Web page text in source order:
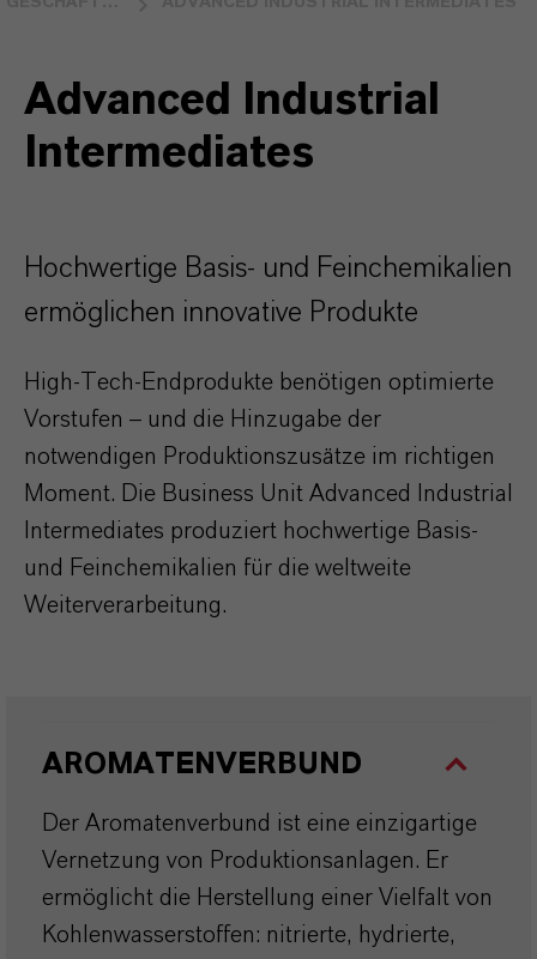
Advanced Industrial
Intermediates
Hochwertige Basis- und Feinchemikalien
ermöglichen innovative Produkte
High-Tech-Endprodukte benötigen optimierte
Vorstufen – und die Hinzugabe der
notwendigen Produktionszusätze im richtigen
Moment. Die Business Unit Advanced Industrial
Intermediates produziert hochwertige Basis-
und Feinchemikalien für die weltweite
Weiterverarbeitung.
AROMATENVERBUND
Der Aromatenverbund ist eine einzigartige
Vernetzung von Produktionsanlagen. Er
ermöglicht die Herstellung einer Vielfalt von
Kohlenwasserstoffen: nitrierte, hydrierte,